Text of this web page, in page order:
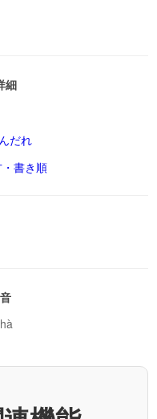
細
だれ
・書き順